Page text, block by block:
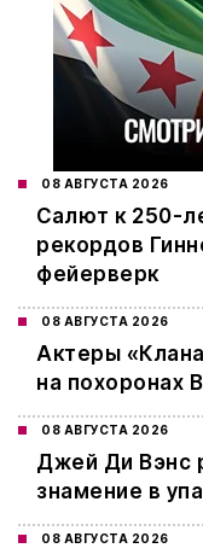
08 АВГУСТА 2026
Салют к 250-
рекордов
фейерверк
08 АВГУСТА 2026
Актеры
на похоронах
08 АВГУСТА 2026
Джей Ди Вэнс
знамение в
08 АВГУСТА 2026